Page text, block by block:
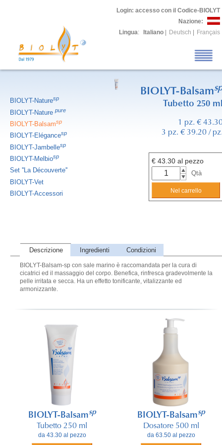
Login: accesso con il Codice-BIOLYT
Nazione:
Lingua: Italiano Deutsch Français
BIOLYT-Naturesp
BIOLYT-Naturepure
BIOLYT-Balsamsp
BIOLYT-Elégancesp
BIOLYT-Jambellesp
BIOLYT-Melbiosp
Set ''La Découverte''
BIOLYT-Vet
BIOLYT-Accessori
BIOLYT-Balsam
Tubetto 250
1 pz. €
3 pz. € 39.20 /
€ 43.30 al pezzo
Qtà
Descrizione Ingredienti Condizioni
BIOLYT-Balsam-sp con sale marino è raccomandata per la cura di
cicatrici ed il massaggio del corpo. Benefica, rinfresca gradevolmente la
pelle irritata e secca. Ha un effetto tonificante, vitalizzante ed
armonizzante.
BIOLYT-Balsamsp
Tubetto 250 ml
da 43.30 al pezzo
BIOLYT-Balsamsp
Dosatore 500 ml
da 63.50 al pezzo